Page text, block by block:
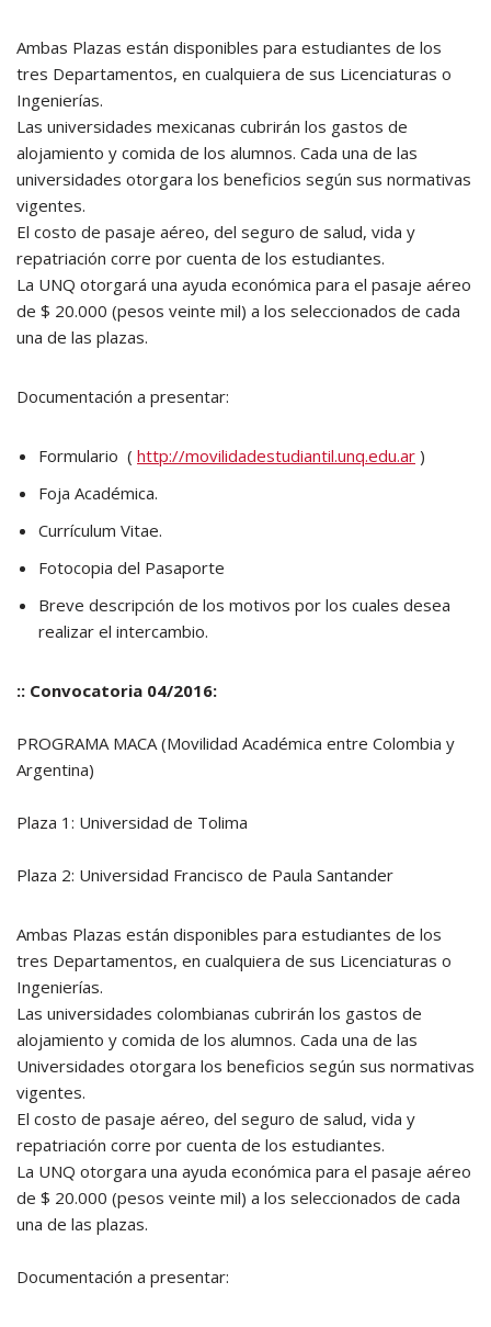
Ambas Plazas están disponibles para estudiantes de los
tres Departamentos, en cualquiera de sus Licenciaturas o
Ingenierías.
Las universidades mexicanas cubrirán los gastos de
alojamiento y comida de los alumnos. Cada una de las
universidades otorgara los beneficios según sus normativas
vigentes.
El costo de pasaje aéreo, del seguro de salud, vida y
repatriación corre por cuenta de los estudiantes.
La UNQ otorgará una ayuda económica para el pasaje aéreo
de $ 20.000 (pesos veinte mil) a los seleccionados de cada
una de las plazas.
Documentación a presentar:
Formulario ( http://movilidadestudiantil.unq.edu.ar )
Foja Académica.
Currículum Vitae.
Fotocopia del Pasaporte
Breve descripción de los motivos por los cuales desea
realizar el intercambio.
:: Convocatoria 04/2016:
PROGRAMA MACA (Movilidad Académica entre Colombia y
Argentina)
Plaza 1: Universidad de Tolima
Plaza 2: Universidad Francisco de Paula Santander
Ambas Plazas están disponibles para estudiantes de los
tres Departamentos, en cualquiera de sus Licenciaturas o
Ingenierías.
Las universidades colombianas cubrirán los gastos de
alojamiento y comida de los alumnos. Cada una de las
Universidades otorgara los beneficios según sus normativas
vigentes.
El costo de pasaje aéreo, del seguro de salud, vida y
repatriación corre por cuenta de los estudiantes.
La UNQ otorgara una ayuda económica para el pasaje aéreo
de $ 20.000 (pesos veinte mil) a los seleccionados de cada
una de las plazas.
Documentación a presentar: